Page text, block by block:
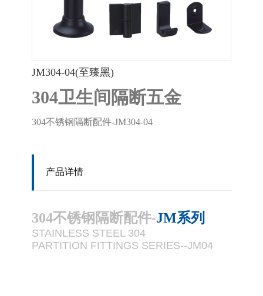
JM304-04(至臻黑)
304卫生间隔断五金
304不锈钢隔断配件-JM304-04
产品详情
304不锈钢隔断配件-JM系列
STAINLESS STEEL 304
PARTITION FITTINGS SERIES--JM04